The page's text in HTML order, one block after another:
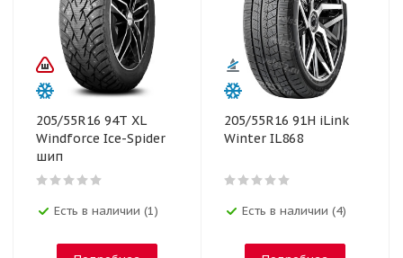
205/55R16 94T XL
Windforce Ice-Spider
шип
Есть в наличии (1)
205/55R16 91H iLink
Winter IL868
Есть в наличии (4)